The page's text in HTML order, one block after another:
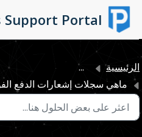
التخطّي إلى المحتوى الرئيسي
Support Portal
الرئيسية
...
ماهي سجلات إشعارات الدفع